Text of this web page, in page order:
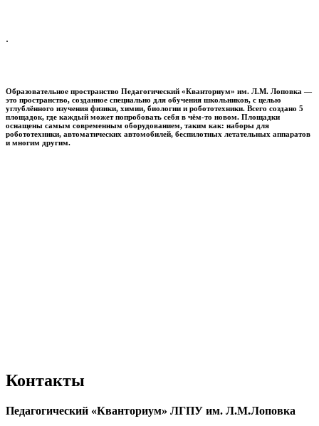
.
Образовательное пространство Педагогический «Кванториум» им. Л.М. Лоповка —
это пространство, созданное специально для обучения школьников, с целью
углублённого изучения физики, химии, биологии и робототехники. Всего создано 5
площадок, где каждый может попробовать себя в чём-то новом. Площадки
оснащены самым современным оборудованием, таким как: наборы для
робототехники, автоматических автомобилей, беспилотных летательных аппаратов
и многим другим.
Контакты
Педагогический «Кванториум» ЛГПУ им. Л.М.Лоповка